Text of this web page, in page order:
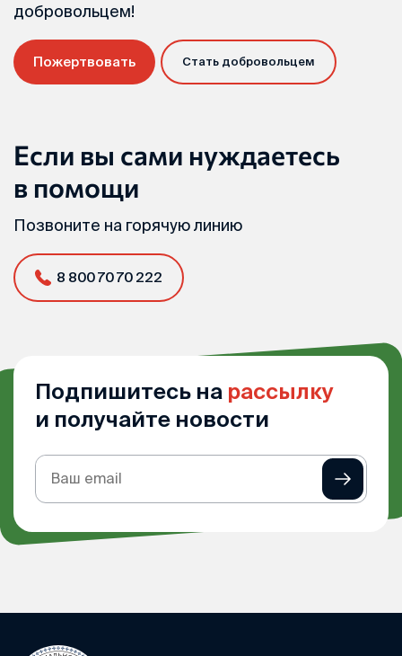
добровольцем!
Пожертвовать Стать добровольцем
Если вы сами нуждаетесь
в помощи
Позвоните на горячую линию
8 800 70 70 222
Подпишитесь на рассылку
и получайте новости
Подписка
на